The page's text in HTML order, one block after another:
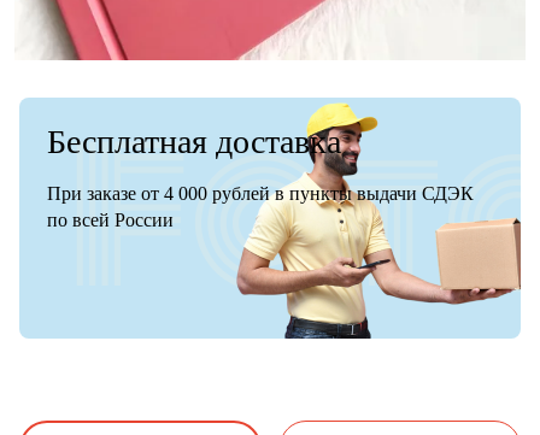
Бесплатная доставка
При заказе от 4 000 рублей в пункты выдачи СДЭК
по всей России